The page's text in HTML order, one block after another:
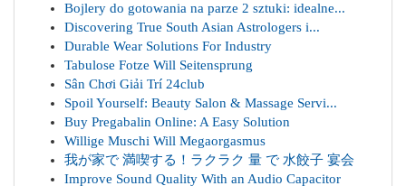
Bojlery do gotowania na parze 2 sztuki: idealne...
Discovering True South Asian Astrologers i...
Durable Wear Solutions For Industry
Tabulose Fotze Will Seitensprung
Sân Chơi Giải Trí 24club
Spoil Yourself: Beauty Salon & Massage Servi...
Buy Pregabalin Online: A Easy Solution
Willige Muschi Will Megaorgasmus
我が家で 満喫する！ラクラク 量 で 水餃子 宴会
Improve Sound Quality With an Audio Capacitor